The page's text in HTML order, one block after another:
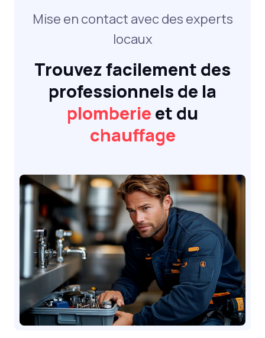
Mise en contact avec des experts
locaux
Trouvez facilement des
professionnels de la
plomberie et du
chauffage